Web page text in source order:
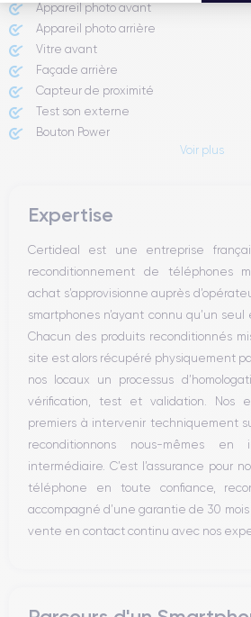
Appareil photo avant
Appareil photo arrière ​
Vitre avant ​
Façade arrière
Capteur de proximité
Test son externe
Bouton Power
Haut parleur
Bouton Home
Bluetooth
WiFi
Réseau
Vibreur
Prise USB
Voir plus
Expertise
Certideal est une entreprise
reconditionnement de téléphones
achat s’approvisionne auprès
smartphones n’ayant connu qu’un
Chacun des produits reconditionnés
site est alors récupéré physiquement
nos locaux un processus
vérification, test et validation. Nos
premiers à intervenir techniquement
reconditionnons nous-mêmes
intermédiaire. C’est l’assurance pour
téléphone en toute confiance,
accompagné d’une garantie de 30
vente en contact continu avec nos